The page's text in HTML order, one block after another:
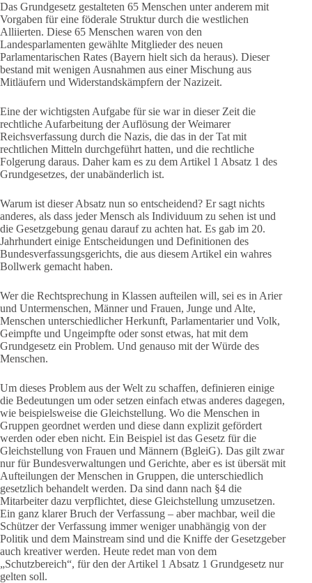
Das Grundgesetz gestalteten 65 Menschen unter anderem mit
Vorgaben für eine föderale Struktur durch die westlichen
Alliierten. Diese 65 Menschen waren von den
Landesparlamenten gewählte Mitglieder des neuen
Parlamentarischen Rates (Bayern hielt sich da heraus). Dieser
bestand mit wenigen Ausnahmen aus einer Mischung aus
Mitläufern und Widerstandskämpfern der Nazizeit.
Eine der wichtigsten Aufgabe für sie war in dieser Zeit die
rechtliche Aufarbeitung der Auflösung der Weimarer
Reichsverfassung durch die Nazis, die das in der Tat mit
rechtlichen Mitteln durchgeführt hatten, und die rechtliche
Folgerung daraus. Daher kam es zu dem Artikel 1 Absatz 1 des
Grundgesetzes, der unabänderlich ist.
Warum ist dieser Absatz nun so entscheidend? Er sagt nichts
anderes, als dass jeder Mensch als Individuum zu sehen ist und
die Gesetzgebung genau darauf zu achten hat. Es gab im 20.
Jahrhundert einige Entscheidungen und Definitionen des
Bundesverfassungsgerichts, die aus diesem Artikel ein wahres
Bollwerk gemacht haben.
Wer die Rechtsprechung in Klassen aufteilen will, sei es in Arier
und Untermenschen, Männer und Frauen, Junge und Alte,
Menschen unterschiedlicher Herkunft, Parlamentarier und Volk,
Geimpfte und Ungeimpfte oder sonst etwas, hat mit dem
Grundgesetz ein Problem. Und genauso mit der Würde des
Menschen.
Um dieses Problem aus der Welt zu schaffen, definieren einige
die Bedeutungen um oder setzen einfach etwas anderes dagegen,
wie beispielsweise die Gleichstellung. Wo die Menschen in
Gruppen geordnet werden und diese dann explizit gefördert
werden oder eben nicht. Ein Beispiel ist das Gesetz für die
Gleichstellung von Frauen und Männern (BgleiG). Das gilt zwar
nur für Bundesverwaltungen und Gerichte, aber es ist übersät mit
Aufteilungen der Menschen in Gruppen, die unterschiedlich
gesetzlich behandelt werden. Da sind dann nach §4 die
Mitarbeiter dazu verpflichtet, diese Gleichstellung umzusetzen.
Ein ganz klarer Bruch der Verfassung – aber machbar, weil die
Schützer der Verfassung immer weniger unabhängig von der
Politik und dem Mainstream sind und die Kniffe der Gesetzgeber
auch kreativer werden. Heute redet man von dem
„Schutzbereich“, für den der Artikel 1 Absatz 1 Grundgesetz nur
gelten soll.